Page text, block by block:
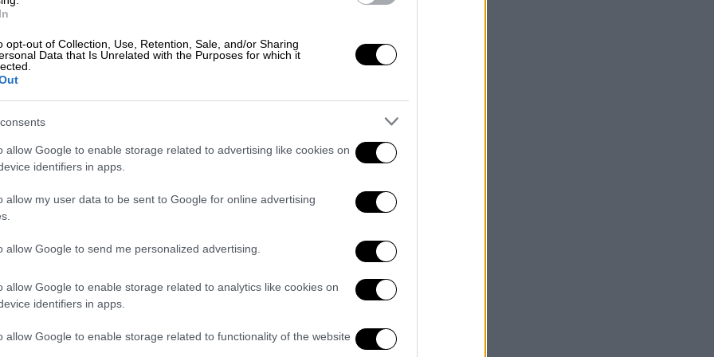
opt-out of Collection, Use, Retention, Sale, and/or Sharing
Data that Is Unrelated with the Purposes for which it
allow Google to enable storage related to advertising like cookies on
identifiers in apps.
allow my user data to be sent to Google for online advertising
allow Google to send me personalized advertising.
allow Google to enable storage related to analytics like cookies on
identifiers in apps.
allow Google to enable storage related to functionality of the website
του Χονγκ Κονγκ.